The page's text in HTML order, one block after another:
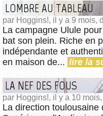
LOMBRE AU TABLEAU
par Hoggins!, il y a 9 mois,
La campagne Ulule
bat son plein. Riche en
indépendante et
en maison de... lire la
LA NEF DES FOUS
par Hoggins!, il y a 10
La direction toulousaine